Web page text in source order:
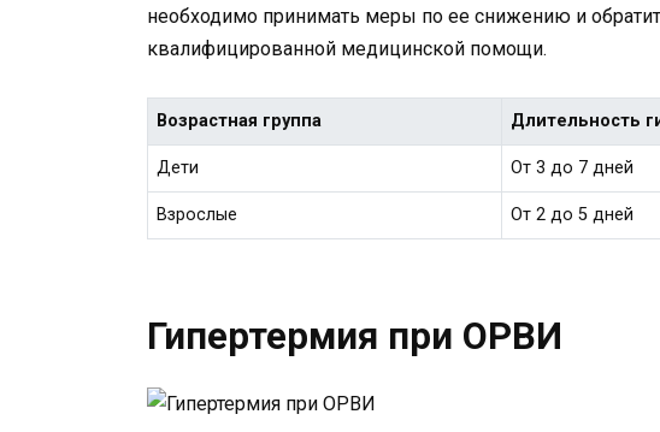
необходимо принимать меры по ее снижению и
квалифицированной медицинской помощи.
Возрастная группа Длительность
Дети От 3 до 7 дней
Взрослые От 2 до 5 дней
Гипертермия при ОРВИ